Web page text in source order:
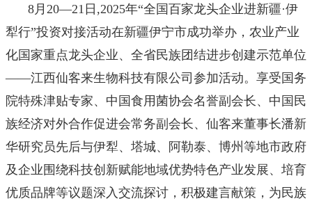
8月20—21日,2025年“全国百家龙头企业进新疆·伊
犁行”投资对接活动在新疆伊宁市成功举办，农业产业
化国家重点龙头企业、全省民族团结进步创建示范单位
——江西仙客来生物科技有限公司参加活动。享受国务
院特殊津贴专家、中国食用菌协会名誉副会长、中国民
族经济对外合作促进会常务副会长、仙客来董事长潘新
华研究员先后与伊犁、塔城、阿勒泰、博州等地市政府
及企业围绕科技创新赋能地域优势特色产业发展、培育
优质品牌等议题深入交流探讨，积极建言献策，为民族